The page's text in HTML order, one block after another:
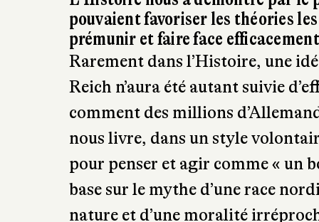
CL
✒ Christine
(Librairie
L’Histoire nous a démontré par le
pouvaient favoriser les théories
prémunir et faire face
Rarement dans l’Histoire, une